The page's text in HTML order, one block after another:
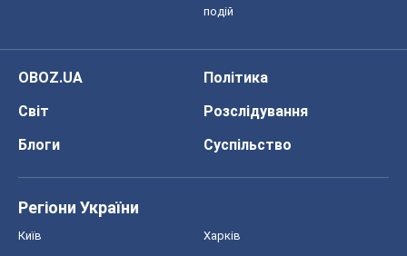
подій
OBOZ.UA
Політика
Світ
Розслідування
Блоги
Суспільство
Регіони України
Київ Харків